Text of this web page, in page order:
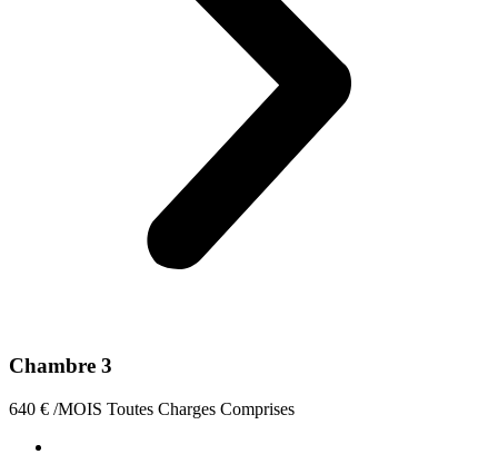
Chambre 3
640 € /MOIS Toutes Charges Comprises